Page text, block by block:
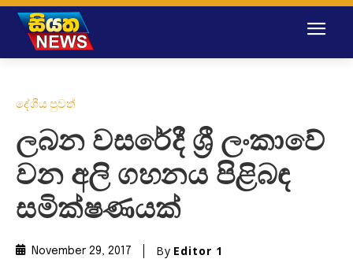
දේශීය පුවත්
ලබන වසරේදී ශ්‍රී ලංකාවේ
වන අලි ගහනය පිළිබඳ
සමික්ෂණයක්
November 29, 2017 By Editor 1